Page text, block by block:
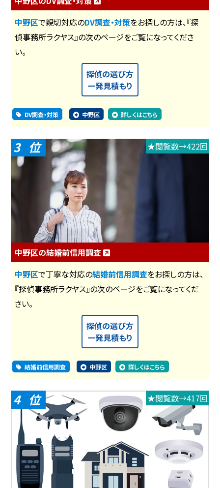
中野区で親切対応のDV調査・対策をお探しの方は、『探
偵事務所ラクヤス』の次のページをご覧になってくださ
い。
探偵の選び方
一発見積もり
DV調査・対策 中野区 詳しくはこちら
3 ★閲覧数→422回
中野区の結婚前信用調査
中野区で丁寧な対応の結婚前信用調査をお探しの方は、
『探偵事務所ラクヤス』の次のページをご覧になってくだ
さい。
探偵の選び方
一発見積もり
結婚前信用調査 中野区 詳しくはこちら
4 ★閲覧数→417回